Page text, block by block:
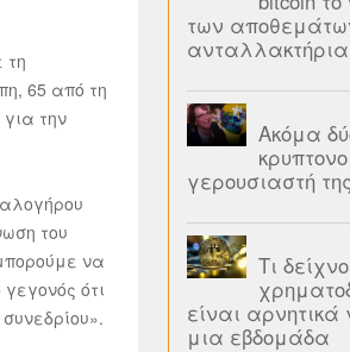
τη
65 από τη
την
του
να
ότι
των
ανταλλακτήρια
Ακόμα
γερουσιαστή
Τι
είναι
μια εβδομάδα